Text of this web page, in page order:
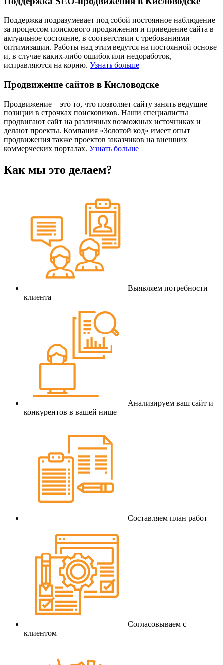
Поддержка подразумевает под собой постоянное наблюдение
за процессом поискового продвижения и приведение сайта в
актуальное состояние, в соответствии с требованиями
оптимизации. Работы над этим ведутся на постоянной основе
и, в случае каких-либо ошибок или недоработок,
исправляются на корню. Узнать больше
Продвижение сайтов в Кисловодске
Продвижение – это то, что позволяет сайту занять ведущие
позиции в строчках поисковиков. Наши специалисты
продвигают сайт на различных возможных источниках и
делают проекты. Компания «Золотой код» имеет опыт
продвижения также проектов заказчиков на внешних
коммерческих порталах. Узнать больше
Как мы это делаем?
Выявляем потребности
клиента
Анализируем ваш сайт и
конкурентов в вашей нише
Составляем план работ
Согласовываем с
клиентом